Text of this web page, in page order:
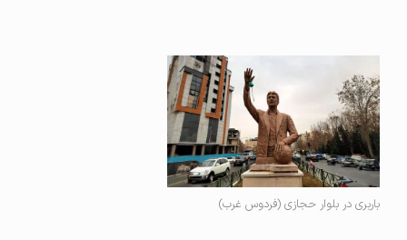
باربری در بلوار حجازی (فردوس غرب)